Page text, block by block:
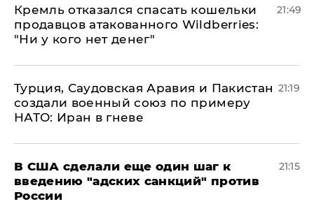
Кремль отказался спасать кошельки
продавцов атакованного Wildberries:
"Ни у кого нет денег"
21:49
Турция, Саудовская Аравия и Пакистан
создали военный союз по примеру
НАТО: Иран в гневе
21:19
В США сделали еще один шаг к
введению "адских санкций" против
России
21:15